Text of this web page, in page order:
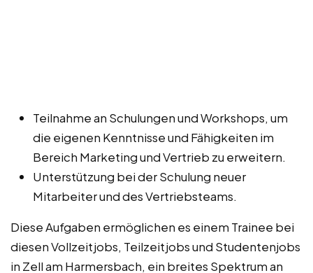
Teilnahme an Schulungen und Workshops, um
die eigenen Kenntnisse und Fähigkeiten im
Bereich Marketing und Vertrieb zu erweitern.
Unterstützung bei der Schulung neuer
Mitarbeiter und des Vertriebsteams.
Diese Aufgaben ermöglichen es einem Trainee bei
diesen Vollzeitjobs, Teilzeitjobs und Studentenjobs
in Zell am Harmersbach, ein breites Spektrum an